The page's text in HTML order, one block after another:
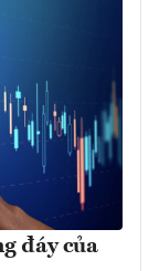
đáy của